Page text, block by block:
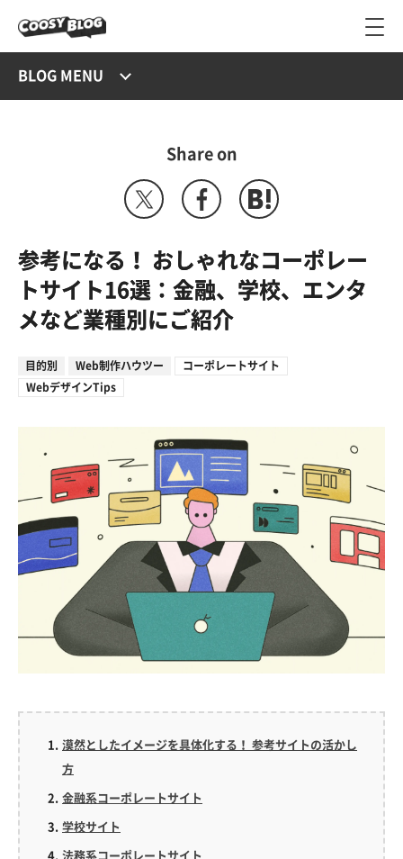
BLOG MENU
Share on
参考になる！ おしゃれなコーポレー
トサイト16選：金融、学校、エンタ
メなど業種別にご紹介
目的別 Web制作ハウツー
コーポレートサイト
WebデザインTips
漠然としたイメージを具体化する！ 参考サイトの活かし
方
金融系コーポレートサイト
学校サイト
法務系コーポレートサイト